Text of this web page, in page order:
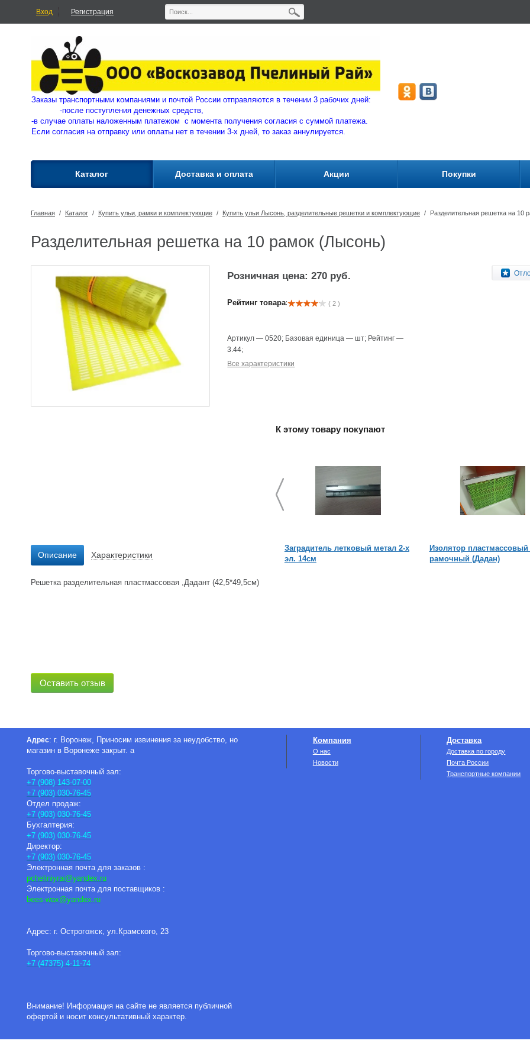
Вход Регистрация
Заказы транспортными компаниями и почтой России отправляются в течении 3 рабочих дней:
-после поступления денежных средств,
-в случае оплаты наложенным платежом с момента получения согласия с суммой платежа.
Если согласия на отправку или оплаты нет в течении 3-х дней, то заказ аннулируется.
Каталог Доставка и оплата Акции Покупки
Главная / Каталог / Купить ульи, рамки и комплектующие / Купить ульи Лысонь, разделительные решетки и комплектующие / Разделительная решетка на 10
Разделительная решетка на 10 рамок (Лысонь)
Розничная цена: 270 руб.
Рейтинг товара: ( 2 )
Артикул —0520; Базовая единица —шт; Рейтинг —
3.44;
Все характеристики
К этому товару покупают
Заградитель летковый метал 2-х
эл. 14см
Изолятор пластмассовый
рамочный (Дадан)
Описание Характеристики
Решетка разделительная пластмассовая ,Дадант (42,5*49,5см)
Оставить отзыв
Адрес: г. Воронеж, Приносим извинения за неудобство, но
магазин в Воронеже закрыт. а
Торгово-выставочный зал:
+7 (908) 143-07-00
+7 (903) 030-76-45
Отдел продаж:
+7 (903) 030-76-45
Бухгалтерия:
+7 (903) 030-76-45
Директор:
+7 (903) 030-76-45
Электронная почта для заказов :
pcheliniyrai@yandex.ru
Электронная почта для поставщиков :
bees-wax@yandex.ru
Адрес: г. Острогожск, ул.Крамского, 23
Торгово-выставочный зал:
+7 (47375) 4-11-74
Внимание! Информация на сайте не является публичной
офертой и носит консультативный характер.
Компания
О нас
Новости
Доставка
Доставка по городу
Почта России
Транспортные компании